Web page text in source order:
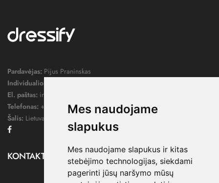
Mes naudojame
slapukus
Mes naudojame slapukus ir kitas
stebėjimo technologijas, siekdami
pagerinti jūsų naršymo mūsų
Pardavėjas: Pijus Praninskas
Individualios veiklos pažymos nr.:
El. paštas: info@dressify.lt
Telefonas: +370 676 78578
Šalis: Lietuva
KONTAKTAI